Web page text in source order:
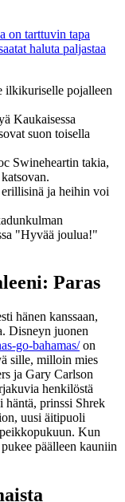
on tarttuvin tapa
haluta paljastaa
ilkikuriselle pojalleen
Kaukaisessa
suon toisella
Swineheartin takia,
ja heihin voi
"Hyvää joulua!"
Paras
hänen kanssaan,
Disneyn juonen
go-bahamas/on
sille, milloin mies
ja Gary Carlson
henkilöstä
häntä, prinssi Shrek
uusi äitipuoli
Kun
päälleen kauniin